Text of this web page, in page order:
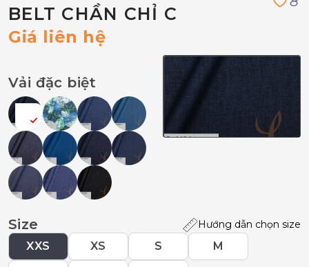
BELT CHẦN CHỈ C
Giá liên hệ
Vải đặc biệt
Size Hướng dẫn chọn size
XXS XS S M